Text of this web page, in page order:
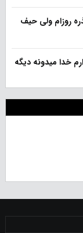
روزام ولی حیف
خدا میدونه دیگه